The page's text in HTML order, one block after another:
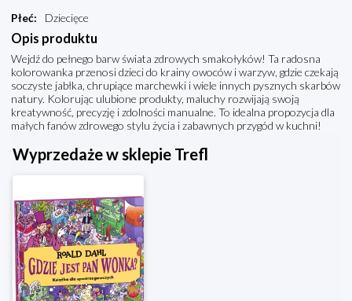
Płeć: Dziecięce
Opis produktu
Wejdź do pełnego barw świata zdrowych smakołyków! Ta radosna
kolorowanka przenosi dzieci do krainy owoców i warzyw, gdzie czekają
soczyste jabłka, chrupiące marchewki i wiele innych pysznych skarbów
natury. Kolorując ulubione produkty, maluchy rozwijają swoją
kreatywność, precyzję i zdolności manualne. To idealna propozycja dla
małych fanów zdrowego stylu życia i zabawnych przygód w kuchni!
Wyprzedaże w sklepie Trefl